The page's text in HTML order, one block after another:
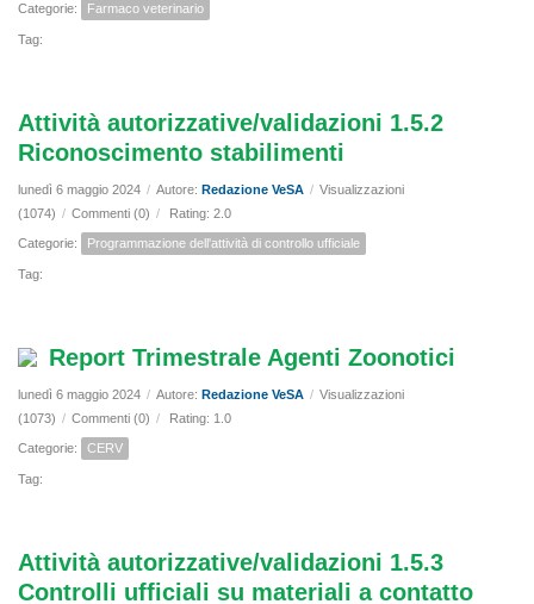
Categorie: Farmaco veterinario
Tag:
Attività autorizzative/validazioni 1.5.2
Riconoscimento stabilimenti
lunedì 6 maggio 2024 / Autore: Redazione VeSA / Visualizzazioni
(1074) / Commenti (0) / Rating: 2.0
Categorie: Programmazione dell'attività di controllo ufficiale
Tag:
Report Trimestrale Agenti Zoonotici
lunedì 6 maggio 2024 / Autore: Redazione VeSA / Visualizzazioni
(1073) / Commenti (0) / Rating: 1.0
Categorie: CERV
Tag:
Attività autorizzative/validazioni 1.5.3
Controlli ufficiali su materiali a contatto